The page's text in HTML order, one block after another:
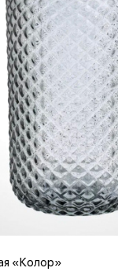
«Колор»